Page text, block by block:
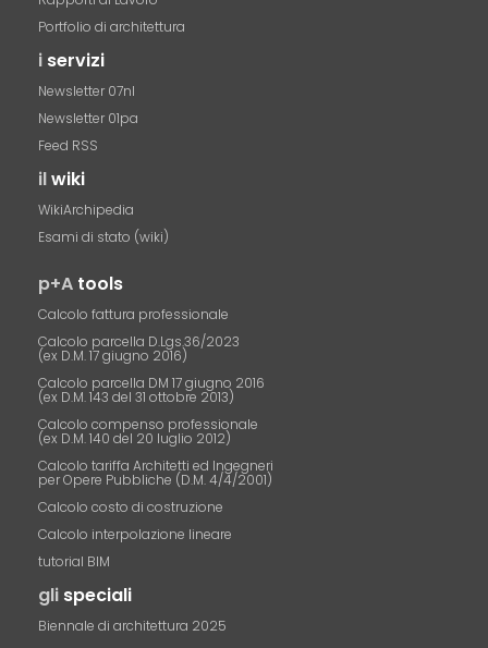
Portfolio di architettura
i servizi
Newsletter 07nl
Newsletter 01pa
Feed RSS
ilwiki
WikiArchipedia
Esami di stato (wiki)
p+A tools
Calcolo fattura professionale
Calcolo parcella D.Lgs.36/2023
(ex D.M. 17 giugno 2016)
Calcolo parcella DM 17 giugno 2016
(ex D.M. 143 del 31 ottobre 2013)
Calcolo compenso professionale
(ex D.M. 140 del 20 luglio 2012)
Calcolo tariffa Architetti ed Ingegneri
per Opere Pubbliche (D.M. 4/4/2001)
Calcolo costo di costruzione
Calcolo interpolazione lineare
tutorial BIM
gli speciali
Biennale di architettura 2025